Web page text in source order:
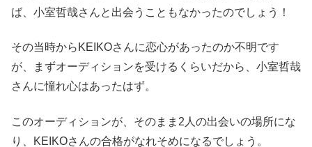
ば、小室哲哉さんと出会うこともなかったのでしょう！
その当時からKEIKOさんに恋心があったのか不明です
が、まずオーディションを受けるくらいだから、小室哲哉
さんに憧れ心はあったはず。
このオーディションが、そのまま2人の出会いの場所にな
り、KEIKOさんの合格がなれそめになるでしょう。